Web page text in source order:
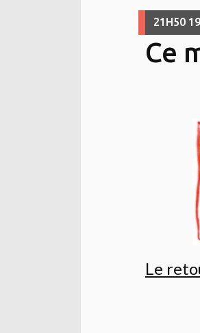
21H50 19
Ce
Le